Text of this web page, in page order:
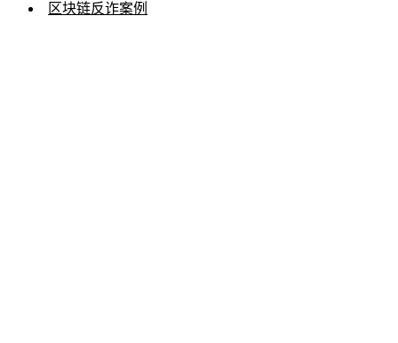
区块链反诈案例